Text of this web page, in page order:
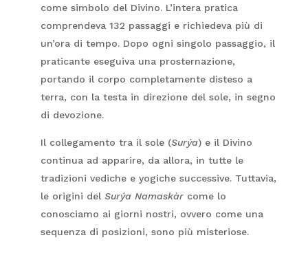
come simbolo del Divino. L’intera pratica
comprendeva 132 passaggi e richiedeva più di
un’ora di tempo. Dopo ogni singolo passaggio, il
praticante eseguiva una prosternazione,
portando il corpo completamente disteso a
terra, con la testa in direzione del sole, in segno
di devozione.
Il collegamento tra il sole (Surýa) e il Divino
continua ad apparire, da allora, in tutte le
tradizioni vediche e yogiche successive. Tuttavia,
le origini del Surýa Namaskàrcome lo
conosciamo ai giorni nostri, ovvero come una
sequenza di posizioni, sono più misteriose.